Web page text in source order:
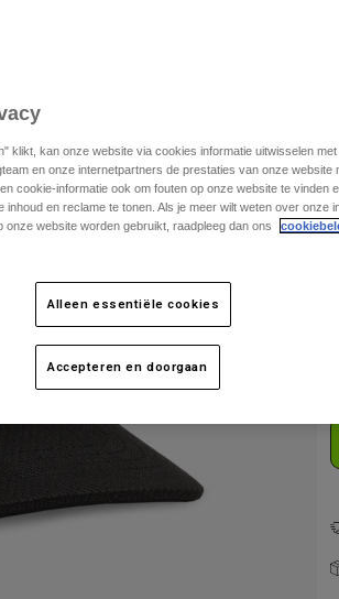
klikt, kan onze website via cookies informatie uitwisselen
en onze internetpartners de prestaties van onze website
cookie-informatie ook om fouten op onze website te vinden
en reclame te tonen. Als je meer wilt weten over onze
website worden gebruikt, raadpleeg dan ons
Alleen essentiële cookies
Accepteren en doorgaan